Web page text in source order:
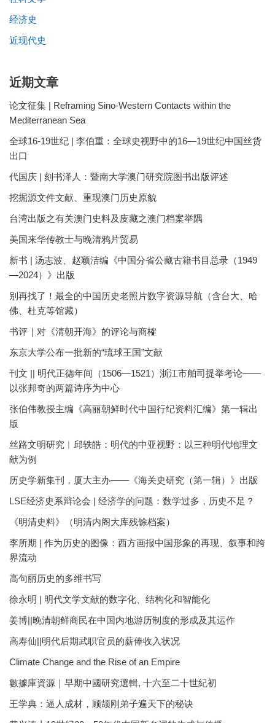
经济史
近现代史
近期文章
论文征集 | Reframing Sino-Western Contacts within the
Mediterranean Sea
全球16-19世纪 | 李伯重：全球史视野中的16—19世纪中国丝货
出口
代国庆 | 刻书泽人：暨南大学澳门研究院图书出版评述
挖掘源文件文献、重现澳门历史原貌
台湾出版之有关澳门史料及庋藏之澳门档案举隅
美国来华传教士与晚清鸦片贸易
新书 | 汤志波、赵颖洁编《中国分省公藏古籍书目总录（1949
—2024）》出版
别再找了！最全的中国历史老照片数字资源导航（含台大、哈
佛、杜克等馆藏）
书评｜对《清朝开海》的评论与商榷
东京大学公布一批新的“琉球王国”文献
刊文 || 明代正德年间（1506—1521）浙江市舶司提举考论——
以张邦奇的两篇诗序为中心
张伯伟教授主编《高丽朝鲜时代中国行纪资料汇编》第一辑出
版
丝路文明研究︱邱轶皓：明代的中亚视野：以三种明代地理文
献为例
历史学新集刊，厦大主办——《海关史研究（第一辑）》出版
LSE经济史系辩论会 | 经济学的问题：数学过多，历史不足？
《明清史料》（明清内阁大库残馀档案）
李所期 | 作为历史的图像：西方画报中国形象的再现、叙事和跨
界流动
高句丽历史的多维书写
徐永明 | 明代文学文献的数字化、结构化和智能化
姜博||晚清朝鲜商民在中国内地游历制度的形成及其运作
高寿仙||明代后期武职官员的薪俸收入状况
Climate Change and the Rise of an Empire
數據庫資源｜早期中國研究選輯, 十六至二十世紀初
王学典：逼人成材，顾颉刚弟子遍天下的秘诀